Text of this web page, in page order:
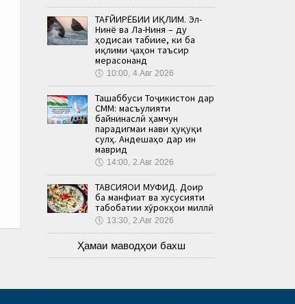
ТАҒЙИРЁБИИ ИҚЛИМ. Эл-
Нинё ва Ла-Ниня – ду
ҳодисаи табиие, ки ба
иқлими ҷаҳон таъсир
мерасонанд
🕔 10:00, 4.Авг 2026
Ташаббуси Тоҷикистон дар
СММ: масъулияти
байнинаслӣ ҳамчун
парадигмаи нави ҳуқуқи
сулҳ. Андешаҳо дар ин
маврид
🕔 14:00, 2.Авг 2026
ТАВСИЯҲОИ МУФИД. Доир
ба манфиат ва хусусияти
табобатии хӯрокҳои миллӣ
🕔 13:30, 2.Авг 2026
Ҳамаи маводҳои бахш